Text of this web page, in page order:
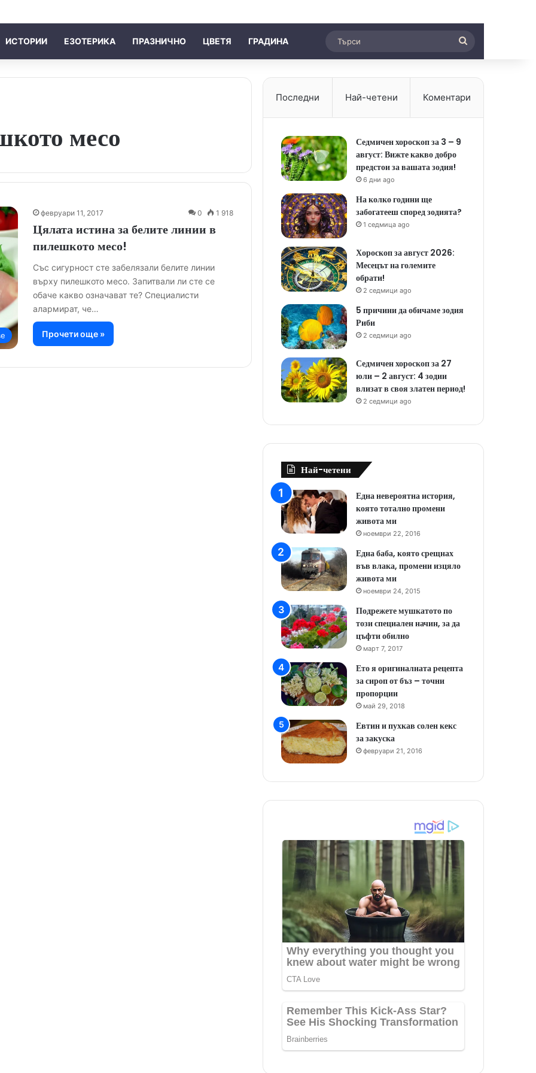
ИСТОРИИ ЕЗОТЕРИКА ПРАЗНИЧНО ЦВЕТЯ ГРАДИНА
месо
февруари 11, 2017 0 1 918
Цялата истина за белите линии в
пилешкото месо!
Със сигурност сте забелязали белите линии
върху пилешкото месо. Запитвали ли сте се
обаче какво означават те? Специалисти
алармират, че…
Прочети още »
Последни Най-четени Коментари
Седмичен хороскоп за 3 – 9
август: Вижте какво добро
предстои за вашата зодия!
6 дни ago
На колко години ще
забогатееш според зодията?
1 седмица ago
Хороскоп за август 2026:
Месецът на големите
обрати!
2 седмици ago
5 причини да обичаме зодия
Риби
2 седмици ago
Седмичен хороскоп за 27
юли – 2 август: 4 зодии
влизат в своя златен период!
2 седмици ago
Най-четени
Една невероятна история,
която тотално промени
живота ми
ноември 22, 2016
Една баба, която срещнах
във влака, промени изцяло
живота ми
ноември 24, 2015
Подрежете мушкатото по
този специален начин, за да
цъфти обилно
март 7, 2017
Ето я оригиналната рецепта
за сироп от бъз – точни
пропорции
май 29, 2018
Евтин и пухкав солен кекс
за закуска
февруари 21, 2016